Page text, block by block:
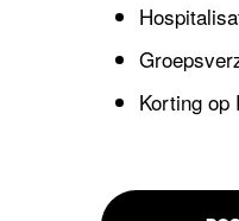
Korting op